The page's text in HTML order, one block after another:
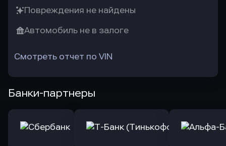
Повреждения не найдены
Автомобиль не в залоге
Смотреть отчет по VIN
Банки-партнеры